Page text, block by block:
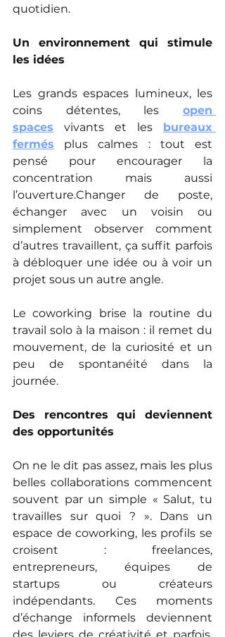
quotidien.
Un environnement qui stimule
les idées
Les grands espaces lumineux, les
coins détentes, les open
spaces vivants et les bureaux
fermés plus calmes : tout est
pensé pour encourager la
concentration mais aussi
l’ouverture.Changer de poste,
échanger avec un voisin ou
simplement observer comment
d’autres travaillent, ça suffit parfois
à débloquer une idée ou à voir un
projet sous un autre angle.
Le coworking brise la routine du
travail solo à la maison : il remet du
mouvement, de la curiosité et un
peu de spontanéité dans la
journée.
Des rencontres qui deviennent
des opportunités
On ne le dit pas assez, mais les plus
belles collaborations commencent
souvent par un simple « Salut, tu
travailles sur quoi ? ». Dans un
espace de coworking, les profils se
croisent : freelances,
entrepreneurs, équipes de
startups ou créateurs
indépendants. Ces moments
d’échange informels deviennent